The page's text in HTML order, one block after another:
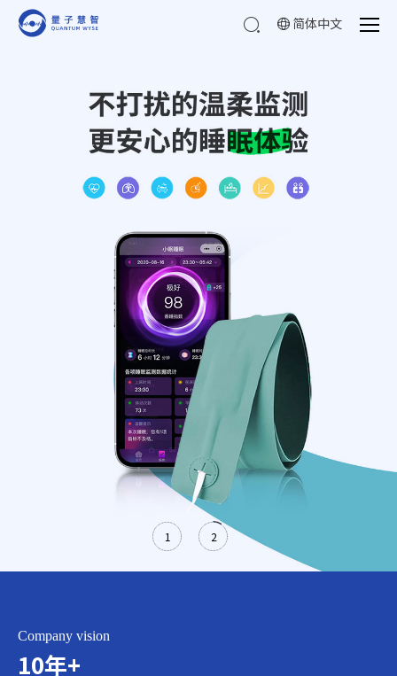
简体中文
10年+专注研发
AI生命体征睡眠监测
实时监测，让安心触手可
1 2
Company vision
10年+